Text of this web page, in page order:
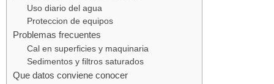
Uso diario del agua
Proteccion de equipos
Problemas frecuentes
Cal en superficies y maquinaria
Sedimentos y filtros saturados
Que datos conviene conocer